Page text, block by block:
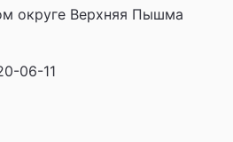
округе Верхняя Пышма
06-11